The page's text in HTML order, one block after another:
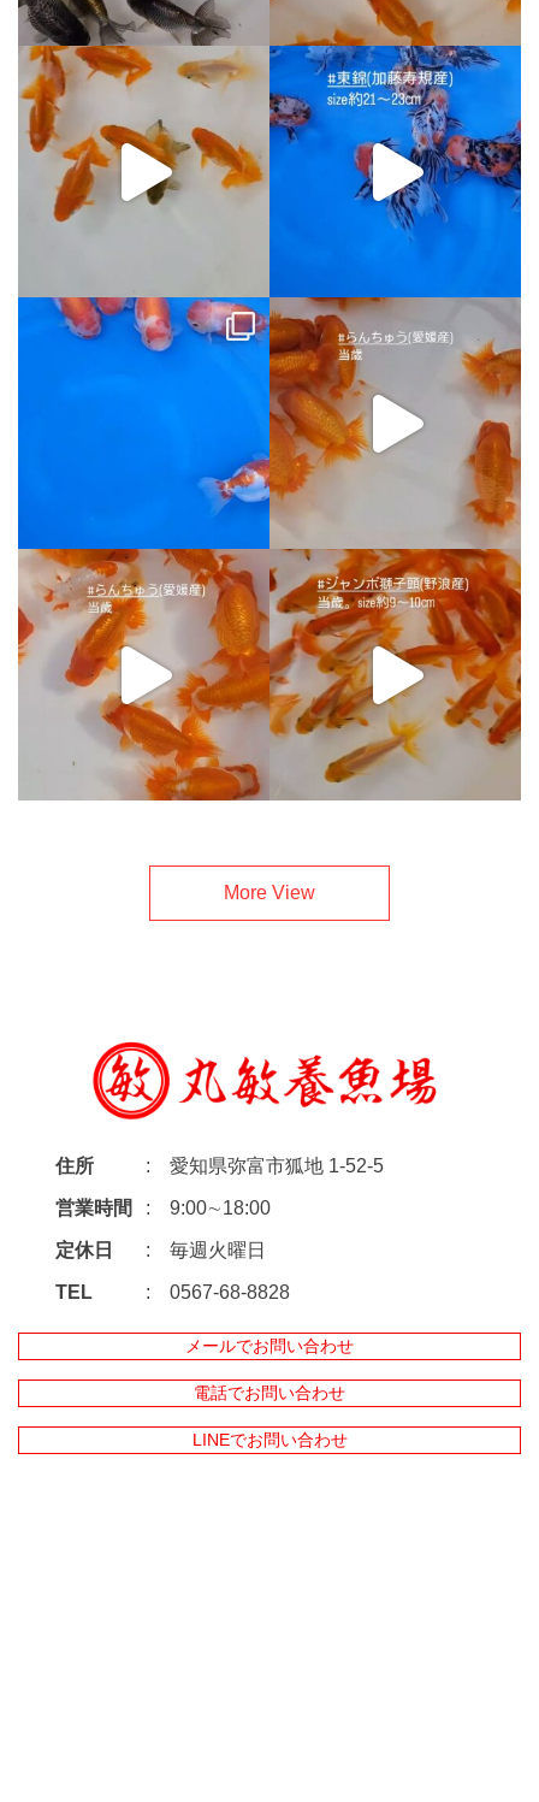
More View
住所 愛知県弥富市狐地 1-52-5
営業時間 9:00∼18:00
定休日 毎週火曜日
TEL 0567-68-8828
メールでお問い合わせ
電話でお問い合わせ
LINEでお問い合わせ